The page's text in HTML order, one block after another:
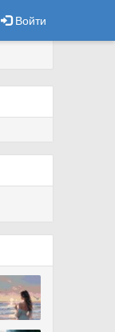
Войти